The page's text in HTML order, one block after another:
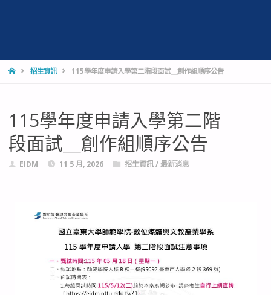
招生資訊 115學年度申請入學第二階段面試＿創作組順序公告
115學年度申請入學第二階
段面試＿創作組順序公告
EIDM 11 5 月, 2026 招生資訊/最新消息